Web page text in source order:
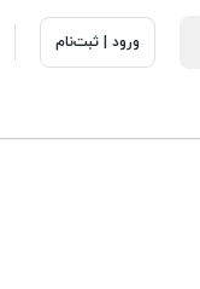
ورود | ثبت‌نام